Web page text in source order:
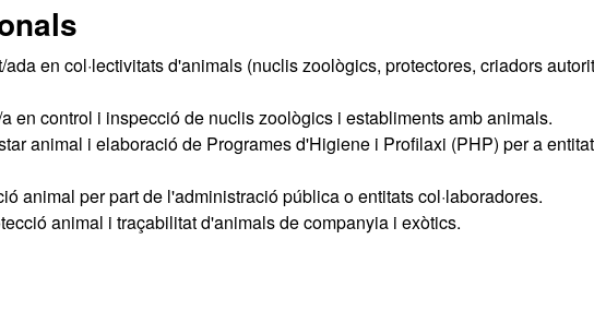
en col·lectivitats d'animals (nuclis zoològics, protectores, criadors
en control i inspecció de nuclis zoològics i establiments amb animals.
animal i elaboració de Programes d'Higiene i Profilaxi (PHP) per a
animal per part de l'administració pública o entitats col·laboradores.
animal i traçabilitat d'animals de companyia i exòtics.